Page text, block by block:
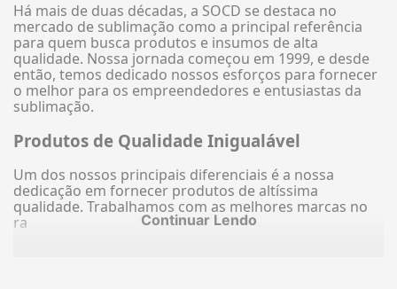
Há mais de duas décadas, a SOCD se destaca no
mercado de sublimação como a principal referência
para quem busca produtos e insumos de alta
qualidade. Nossa jornada começou em 1999, e desde
então, temos dedicado nossos esforços para fornecer
o melhor para os empreendedores e entusiastas da
sublimação.
Produtos de Qualidade Inigualável
Um dos nossos principais diferenciais é a nossa
dedicação em fornecer produtos de altíssima
qualidade. Trabalhamos com as melhores marcas no
ra
Continuar Lendo